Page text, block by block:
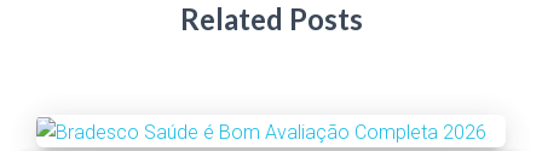
Related Posts